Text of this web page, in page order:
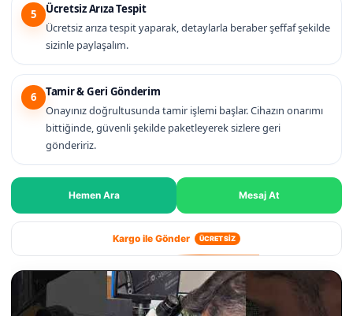
5
Ücretsiz Arıza Tespit
Ücretsiz arıza tespit yaparak, detaylarla beraber şeffaf şekilde
sizinle paylaşalım.
6
Tamir & Geri Gönderim
Onayınız doğrultusunda tamir işlemi başlar. Cihazın onarımı
bittiğinde, güvenli şekilde paketleyerek sizlere geri
göndeririz.
Hemen Ara Mesaj At
Kargo ile Gönder ÜCRETSİZ